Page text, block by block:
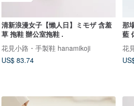
清新浪漫女子【懶人日】ミモザ 含羞
草 拖鞋 辦公室拖鞋 .
花見小路・手製鞋 hanamikoji
US$ 83.74
那
藍
花